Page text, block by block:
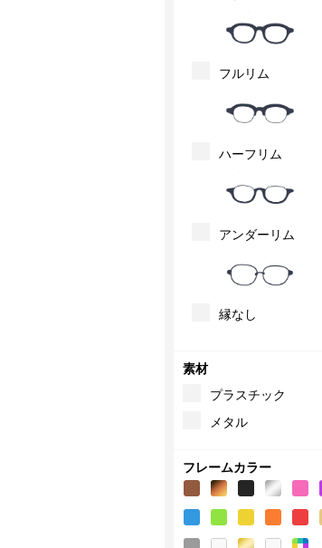
フルリム
ハーフリム
アンダーリム
縁なし
素材
プラスチック
メタル
フレームカラー